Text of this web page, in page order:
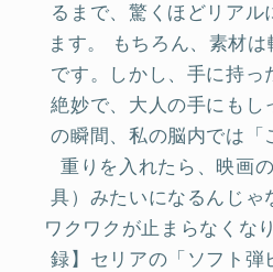
るまで、驚くほどリアル
ます。 もちろん、素材
です。しかし、手に持っ
絶妙で、大人の手にもし
の瞬間、私の脳内では「
重りを入れたら、映画
具）みたいになるんじゃ
ワクワクが止まらなくな
録】セリアの「ソフト弾